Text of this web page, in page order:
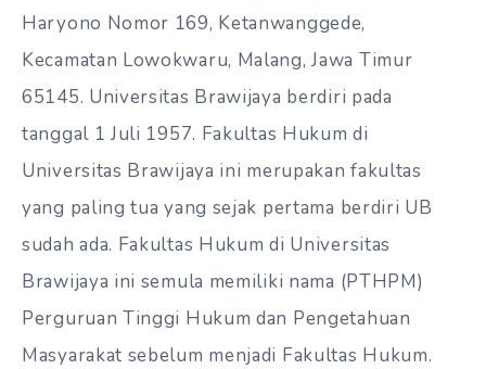
Haryono Nomor 169, Ketanwanggede,
Kecamatan Lowokwaru, Malang, Jawa Timur
65145. Universitas Brawijaya berdiri pada
tanggal 1 Juli 1957. Fakultas Hukum di
Universitas Brawijaya ini merupakan fakultas
yang paling tua yang sejak pertama berdiri UB
sudah ada. Fakultas Hukum di Universitas
Brawijaya ini semula memiliki nama (PTHPM)
Perguruan Tinggi Hukum dan Pengetahuan
Masyarakat sebelum menjadi Fakultas Hukum.